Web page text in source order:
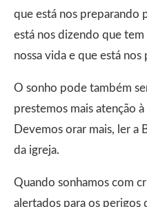
que está nos preparando
está nos dizendo que
nossa vida e que está nos
O sonho pode também
prestemos mais atenção
Devemos orar mais, ler a
da igreja.
Quando sonhamos com
alertados para os perigos